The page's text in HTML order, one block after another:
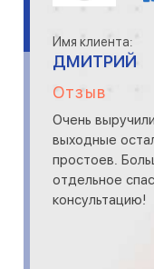
Имя клиента:
ДМИТРИЙ
Отзыв
Очень
выходные
простоев.
отдельное
консультацию!